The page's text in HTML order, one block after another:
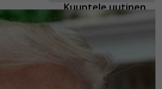
Kuuntele uutinen